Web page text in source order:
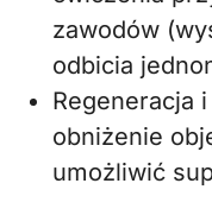
zawodów
odbicia
Regeneracja
obniżenie
umożliwić